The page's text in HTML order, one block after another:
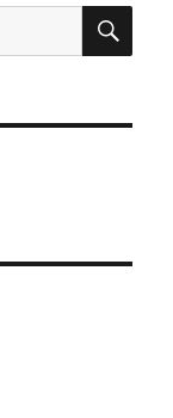
検